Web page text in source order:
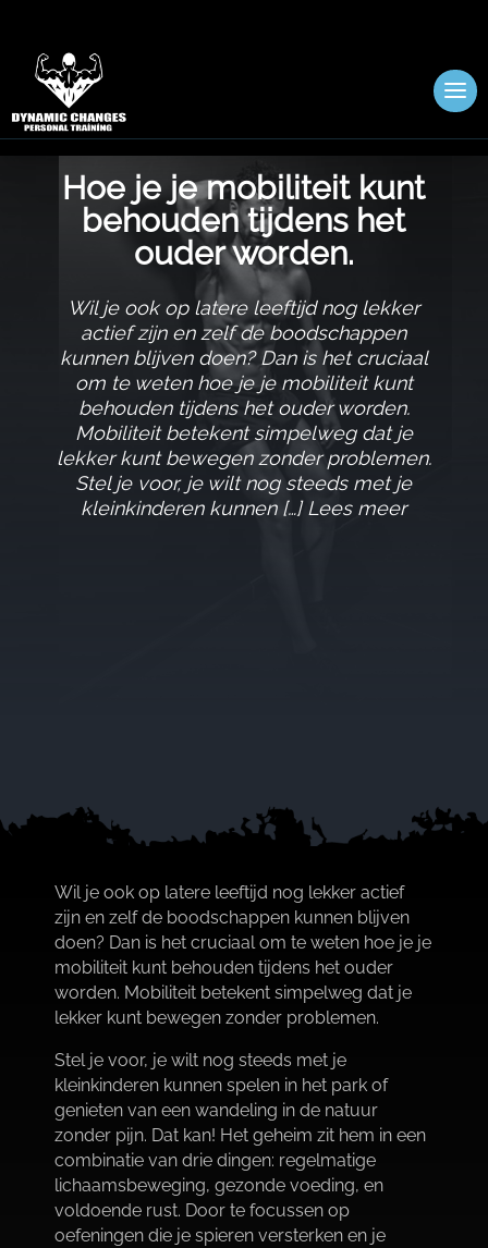
Hoe je je mobiliteit kunt
behouden tijdens het
ouder worden.​
Wil je ook op latere leeftijd nog lekker
actief zijn en zelf de boodschappen
kunnen blijven doen? Dan is het cruciaal
om te weten hoe je je mobiliteit kunt
behouden tijdens het ouder worden.​
Mobiliteit betekent simpelweg dat je
lekker kunt bewegen zonder problemen.​
Stel je voor, je wilt nog steeds met je
kleinkinderen kunnen […] Lees meer
Wil je ook op latere leeftijd nog lekker actief
zijn en zelf de boodschappen kunnen blijven
doen? Dan is het cruciaal om te weten hoe je je
mobiliteit kunt behouden tijdens het ouder
worden.​ Mobiliteit betekent simpelweg dat je
lekker kunt bewegen zonder problemen.​
Stel je voor, je wilt nog steeds met je
kleinkinderen kunnen spelen in het park of
genieten van een wandeling in de natuur
zonder pijn.​ Dat kan! Het geheim zit hem in een
combinatie van drie dingen: regelmatige
lichaamsbeweging, gezonde voeding, en
voldoende rust.​ Door te focussen op
oefeningen die je spieren versterken en je